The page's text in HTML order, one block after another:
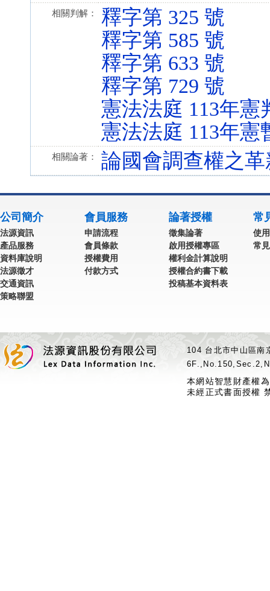
相關判解：
釋字第 325 號
釋字第 585 號
釋字第 633 號
釋字第 729 號
憲法法庭 113年憲
憲法法庭 113年憲
相關論著： 論國會調查權之
公司簡介
法源資訊
產品服務
資料庫說明
法源徵才
交通資訊
策略聯盟
會員服務
申請流程
會員條款
授權費用
付款方式
論著授權
徵集論著
啟用授權專區
權利金計算說明
授權合約書下載
投稿基本資料表
常
使
常
104 台北市中山區
本網站智慧財產權
未經正式書面授權